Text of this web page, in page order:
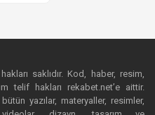
saklıdır. Kod, haber, resim,
telif hakları rekabet.net’e aittir.
yazılar, materyaller, resimler,